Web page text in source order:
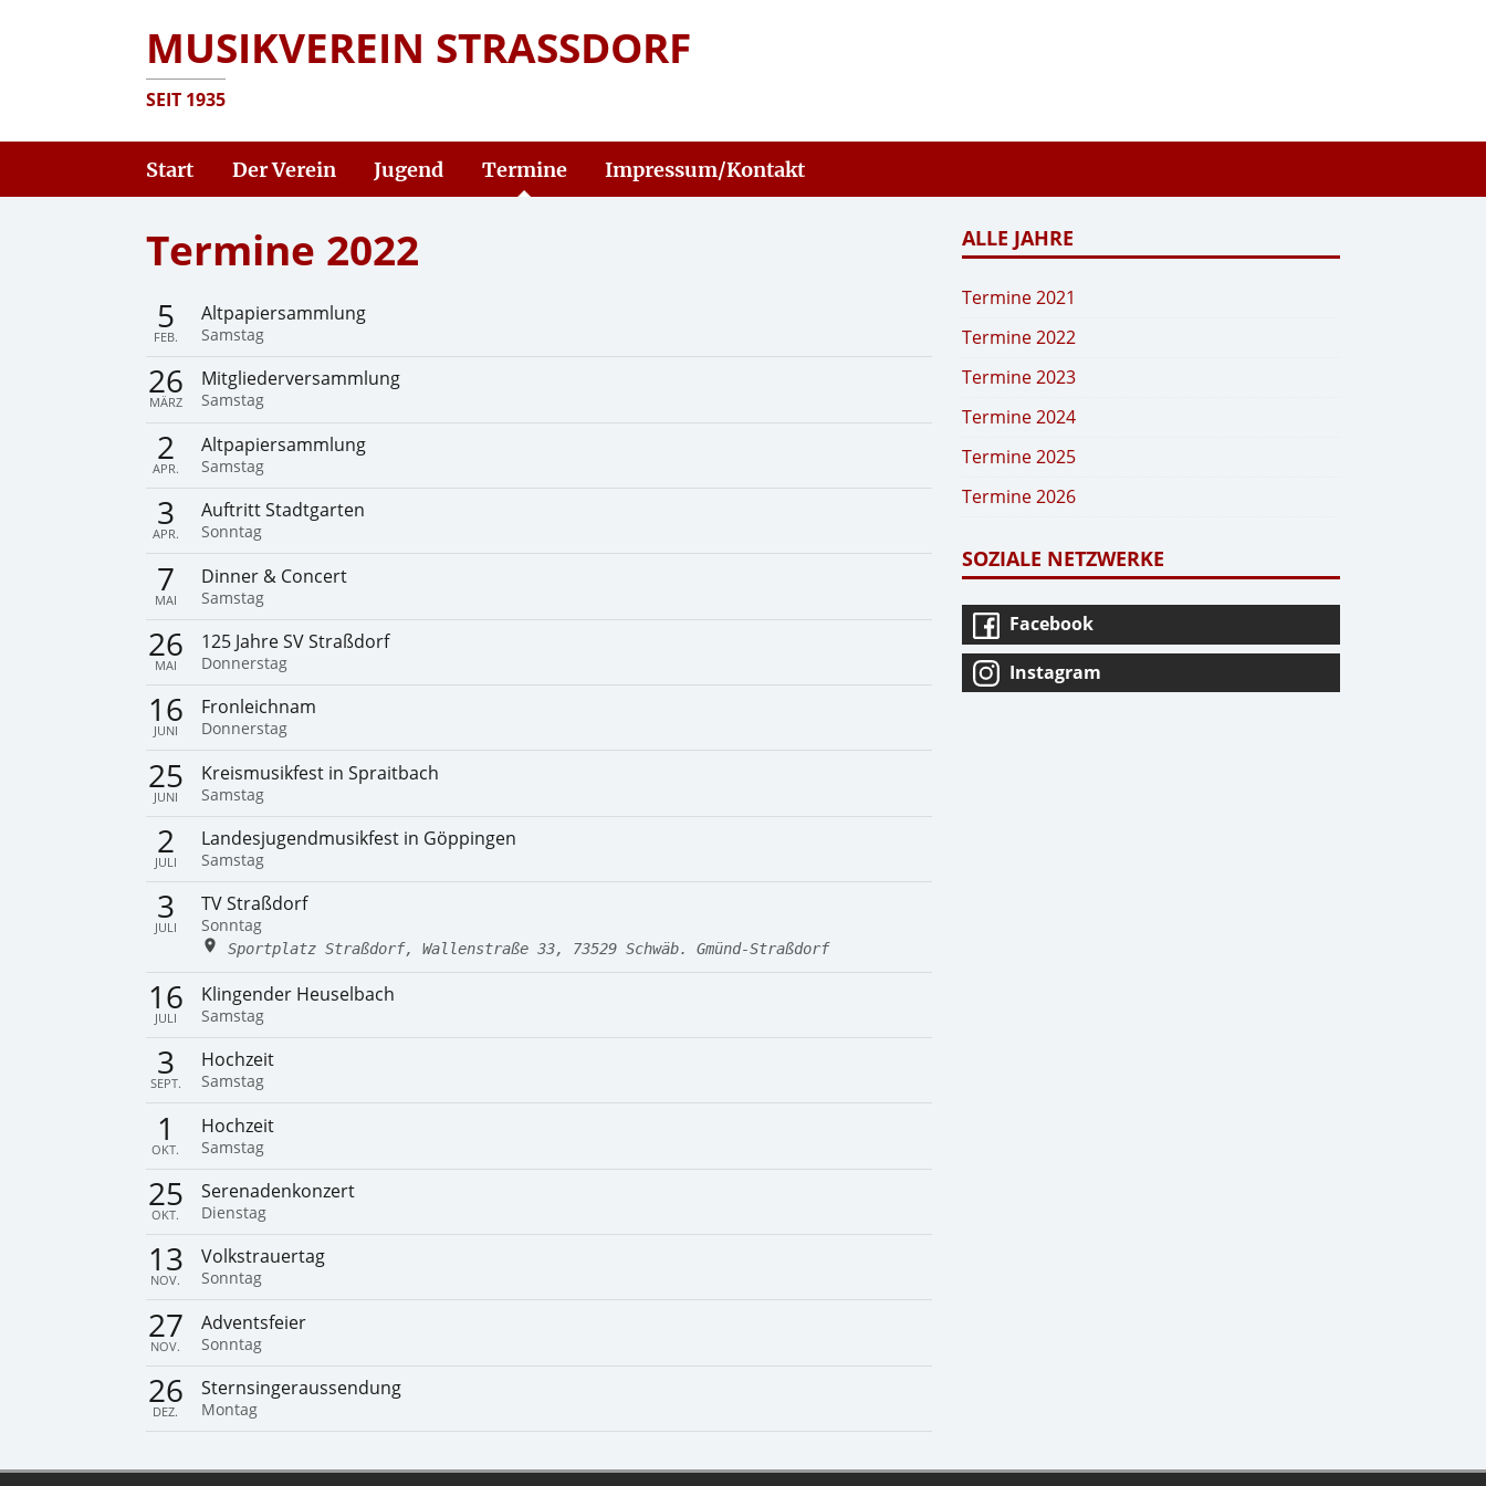
MUSIKVEREIN STRASSDORF
SEIT 1935
Start Der Verein Jugend Termine Impressum/Kontakt
Termine 2022
5
FEB.
Altpapiersammlung
Samstag
26
MÄRZ
Mitgliederversammlung
Samstag
2
APR.
Altpapiersammlung
Samstag
3
APR.
Auftritt Stadtgarten
Sonntag
7
MAI
Dinner & Concert
Samstag
26
MAI
125 Jahre SV Straßdorf
Donnerstag
16
JUNI
Fronleichnam
Donnerstag
25
JUNI
Kreismusikfest in Spraitbach
Samstag
2
JULI
Landesjugendmusikfest in Göppingen
Samstag
3
JULI
TV Straßdorf
Sonntag
Sportplatz Straßdorf, Wallenstraße 33, 73529 Schwäb. Gmünd-Straßdorf
16
JULI
Klingender Heuselbach
Samstag
3
SEPT.
Hochzeit
Samstag
1
OKT.
Hochzeit
Samstag
25
OKT.
Serenadenkonzert
Dienstag
13
NOV.
Volkstrauertag
Sonntag
27
NOV.
Adventsfeier
Sonntag
26
DEZ.
Sternsingeraussendung
Montag
ALLE JAHRE
Termine 2021
Termine 2022
Termine 2023
Termine 2024
Termine 2025
Termine 2026
SOZIALE NETZWERKE
Facebook
Instagram